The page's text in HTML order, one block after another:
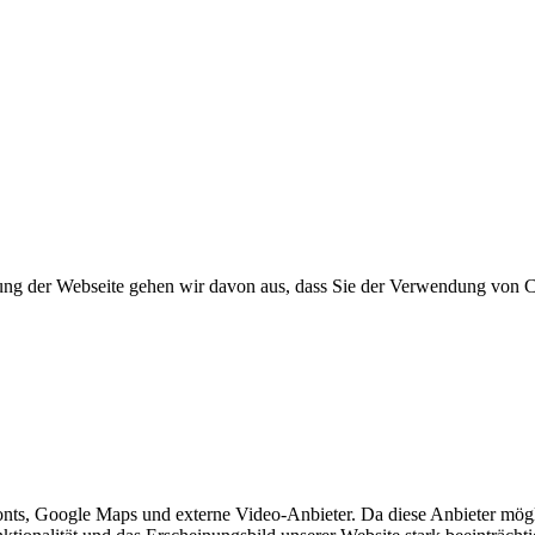
der Webseite gehen wir davon aus, dass Sie der Verwendung von
Google Maps und externe Video-Anbieter. Da diese Anbieter